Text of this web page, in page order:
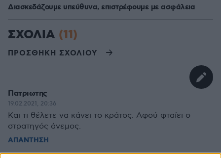
Διασκεδάζουμε υπεύθυνα, επιστρέφουμε με ασφάλεια
ΣΧΟΛΙΑ (11)
ΠΡΟΣΘΗΚΗ ΣΧΟΛΙΟΥ
Πατριωτης
19.02.2021, 20:36
Και τι θέλετε να κάνει το κράτος. Αφού φταίει ο
στρατηγός άνεμος.
ΑΠΑΝΤΗΣΗ